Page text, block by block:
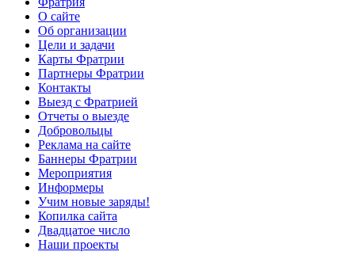
О сайте
Об организации
Цели и задачи
Карты Фратрии
Партнеры Фратрии
Контакты
Выезд с Фратрией
Отчеты о выезде
Добровольцы
Реклама на сайте
Баннеры Фратрии
Мероприятия
Информеры
Учим новые заряды!
Копилка сайта
Двадцатое число
Наши проекты